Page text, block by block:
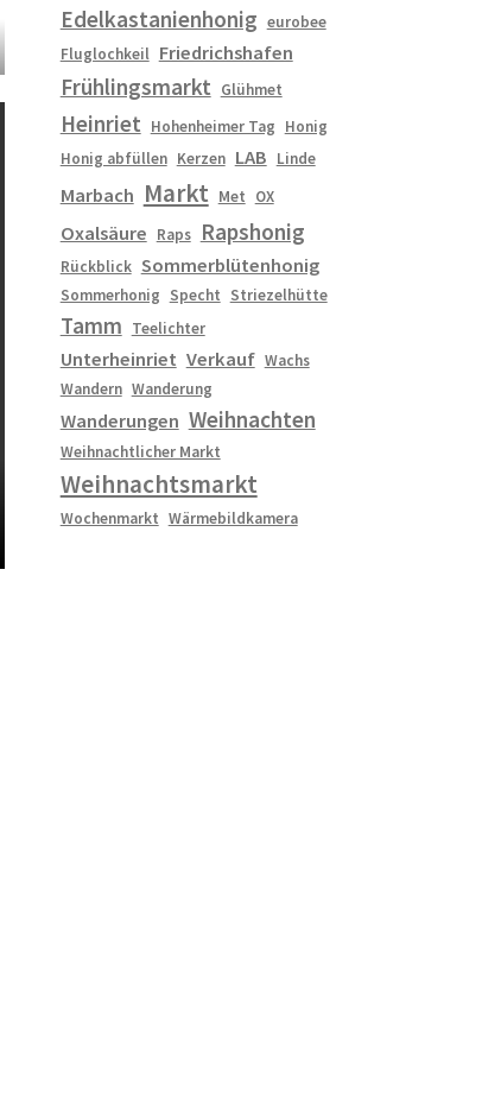
Edelkastanienhonig eurobee
Fluglochkeil Friedrichshafen
Frühlingsmarkt Glühmet
Heinriet Hohenheimer Tag Honig
Honig abfüllen Kerzen LAB Linde
Marbach Markt Met OX
Oxalsäure Raps Rapshonig
Rückblick Sommerblütenhonig
Sommerhonig Specht Striezelhütte
Tamm Teelichter
Unterheinriet Verkauf Wachs
Wandern Wanderung
Wanderungen Weihnachten
Weihnachtlicher Markt
Weihnachtsmarkt
Wochenmarkt Wärmebildkamera